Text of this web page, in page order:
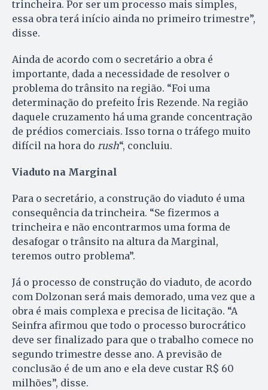
trincheira. Por ser um processo mais simples,
essa obra terá início ainda no primeiro trimestre”,
disse.
Ainda de acordo com o secretário a obra é
importante, dada a necessidade de resolver o
problema do trânsito na região. “Foi uma
determinação do prefeito Íris Rezende. Na região
daquele cruzamento há uma grande concentração
de prédios comerciais. Isso torna o tráfego muito
difícil na hora do rush“, concluiu.
Viaduto na Marginal
Para o secretário, a construção do viaduto é uma
consequência da trincheira. “Se fizermos a
trincheira e não encontrarmos uma forma de
desafogar o trânsito na altura da Marginal,
teremos outro problema”.
Já o processo de construção do viaduto, de acordo
com Dolzonan será mais demorado, uma vez que a
obra é mais complexa e precisa de licitação. “A
Seinfra afirmou que todo o processo burocrático
deve ser finalizado para que o trabalho comece no
segundo trimestre desse ano. A previsão de
conclusão é de um ano e ela deve custar R$ 60
milhões”, disse.